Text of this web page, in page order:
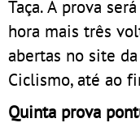
Taça. A prova
hora mais três
abertas no site
Ciclismo, até ao
Quinta prova